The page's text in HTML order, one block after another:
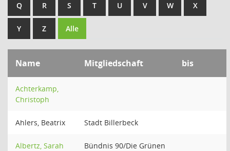
Q R S T U V W X
Y Z Alle
Name Mitgliedschaft bis
Achterkamp,
Christoph
Ahlers, Beatrix Stadt Billerbeck
Albertz, Sarah Bündnis 90/Die Grünen